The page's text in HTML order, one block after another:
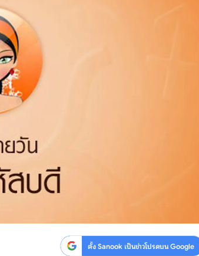
ตั้ง Sanook เป็นข่าวโปรดบน Google